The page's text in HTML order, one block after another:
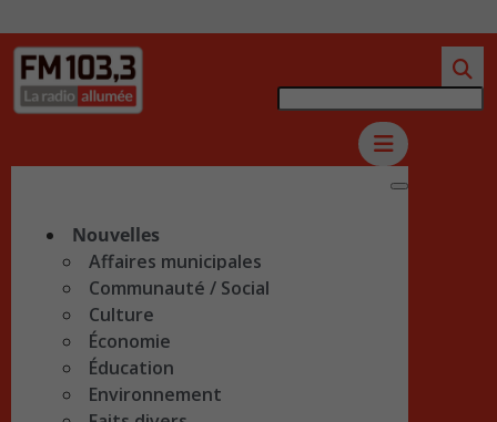
Nouvelles
Affaires municipales
Communauté / Social
Culture
Économie
Éducation
Environnement